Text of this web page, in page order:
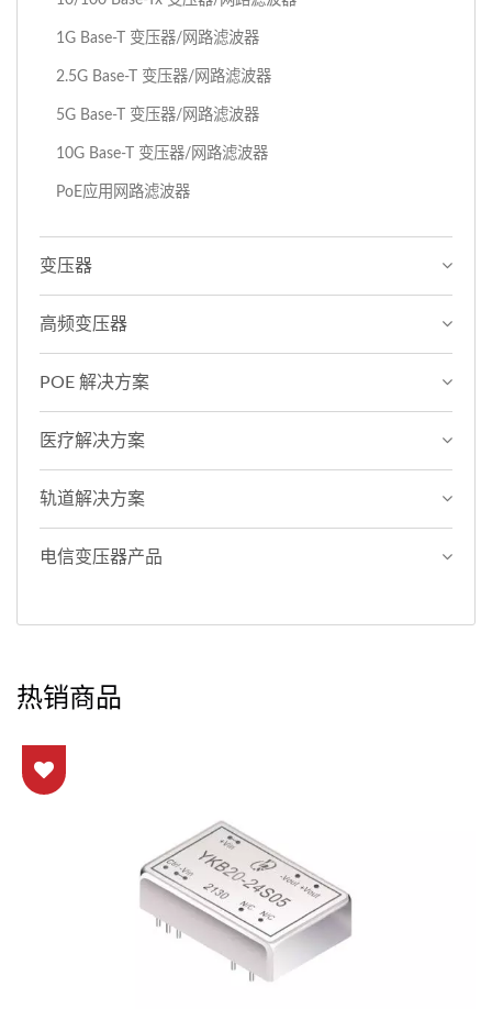
1G Base-T 变压器/网路滤波器
2.5G Base-T 变压器/网路滤波器
5G Base-T 变压器/网路滤波器
10G Base-T 变压器/网路滤波器
PoE应用网路滤波器
变压器
高频变压器
POE 解决方案
医疗解决方案
轨道解决方案
电信变压器产品
热销商品